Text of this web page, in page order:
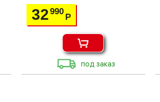
32990
Р
под заказ